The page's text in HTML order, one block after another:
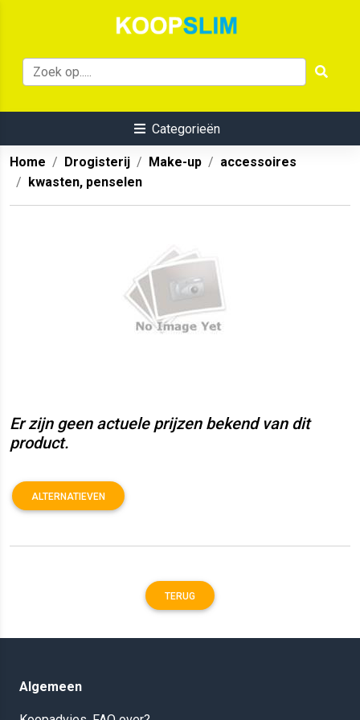
Categorieën
Home Drogisterij Make-up
accessoires
kwasten, penselen
Er zijn geen actuele prijzen bekend van dit
product.
ALTERNATIEVEN
TERUG
Algemeen